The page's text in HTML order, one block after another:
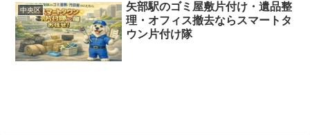
中央区
矢部駅のゴミ屋敷片付け・遺品整
理・オフィス撤去ならスマートタ
ウン片付け隊